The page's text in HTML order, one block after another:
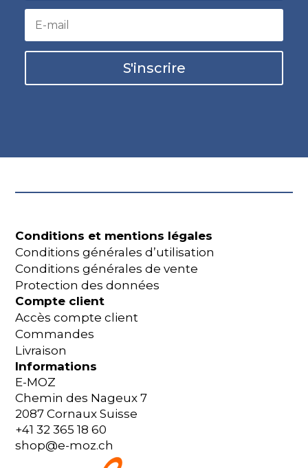
S'inscrire
Conditions et mentions légales
Conditions générales d’utilisation
Conditions générales de vente
Protection des données
Compte client
Accès compte client
Commandes
Livraison
Informations
E-MOZ
Chemin des Nageux 7
2087 Cornaux Suisse
+41 32 365 18 60
shop@e-moz.ch